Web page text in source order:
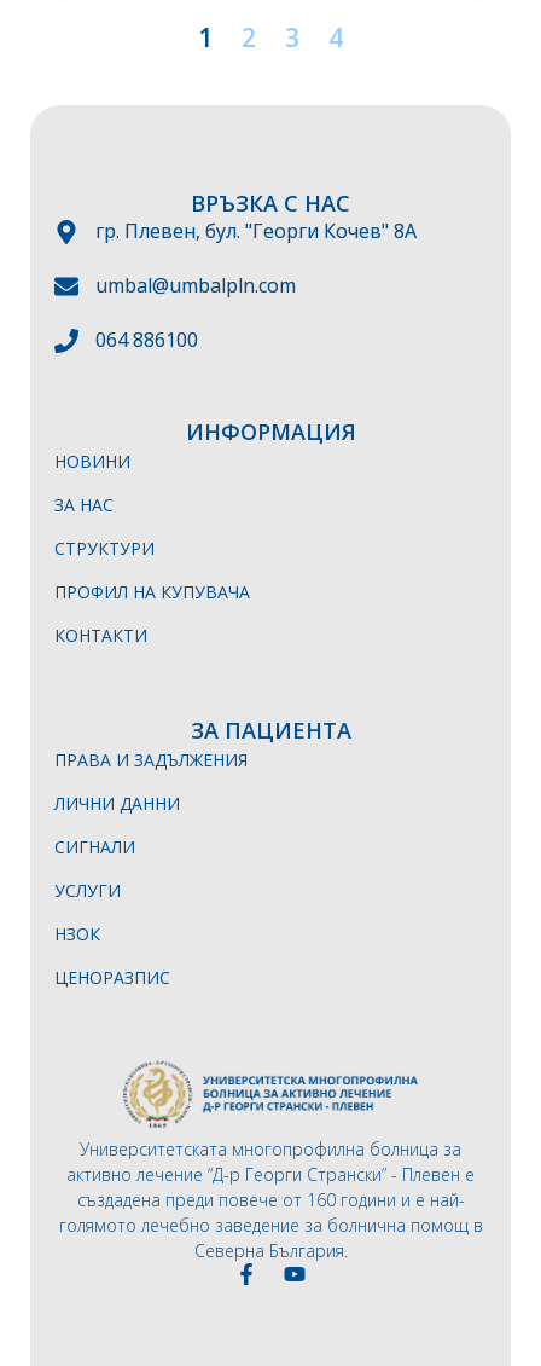
1 2 3 4
Университетската многопрофилна болница за
активно лечение “Д-р Георги Странски” - Плевен е
създадена преди повече от 160 години и е най-
голямото лечебно заведение за болнична помощ в
Северна България.
ИНФОРМАЦИЯ
НОВИНИ
ЗА НАС
СТРУКТУРИ
ПРОФИЛ НА КУПУВАЧА
КОНТАКТИ
ЗА ПАЦИЕНТА
ПРАВА И ЗАДЪЛЖЕНИЯ
ЛИЧНИ ДАННИ
СИГНАЛИ
УСЛУГИ
НЗОК
ЦЕНОРАЗПИС
ВРЪЗКА С НАС
гр. Плевен, бул. "Георги Кочев" 8А
umbal@umbalpln.com
064 886100